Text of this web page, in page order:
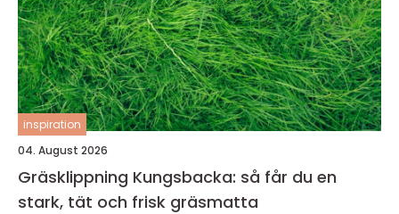
inspiration
04. August 2026
Gräsklippning Kungsbacka: så får du en
stark, tät och frisk gräsmatta